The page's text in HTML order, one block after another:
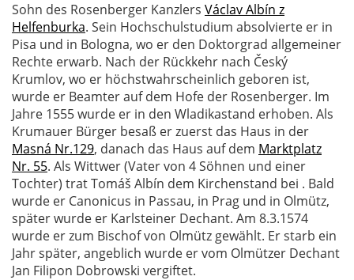
Sohn des Rosenberger Kanzlers Václav Albín z
Helfenburka. Sein Hochschulstudium absolvierte er in
Pisa und in Bologna, wo er den Doktorgrad allgemeiner
Rechte erwarb. Nach der Rückkehr nach Český
Krumlov, wo er höchstwahrscheinlich geboren ist,
wurde er Beamter auf dem Hofe der Rosenberger. Im
Jahre 1555 wurde er in den Wladikastand erhoben. Als
Krumauer Bürger besaß er zuerst das Haus in der
Masná Nr.129, danach das Haus auf dem Marktplatz
Nr. 55. Als Wittwer (Vater von 4 Söhnen und einer
Tochter) trat Tomáš Albín dem Kirchenstand bei . Bald
wurde er Canonicus in Passau, in Prag und in Olmütz,
später wurde er Karlsteiner Dechant. Am 8.3.1574
wurde er zum Bischof von Olmütz gewählt. Er starb ein
Jahr später, angeblich wurde er vom Olmützer Dechant
Jan Filipon Dobrowski vergiftet.